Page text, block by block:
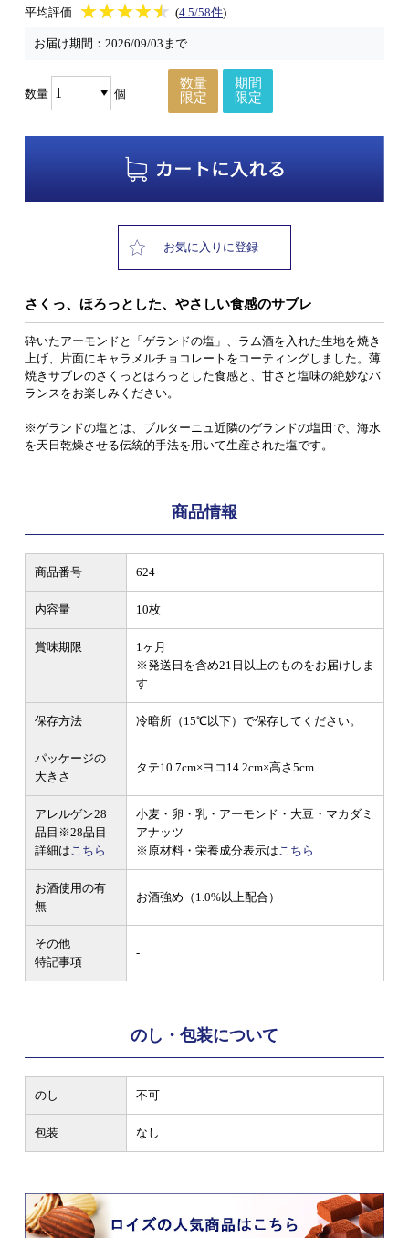
平均評価 ★★★★★
★★★★★ (4.5/58件)
お届け期間： 2026/09/03まで
数量 個
数量
限定
期間
限定
お気に入りに登録
さくっ、ほろっとした、やさしい食感のサブレ
砕いたアーモンドと「ゲランドの塩」、ラム酒を入れた生地を焼き
上げ、片面にキャラメルチョコレートをコーティングしました。薄
焼きサブレのさくっとほろっとした食感と、甘さと塩味の絶妙なバ
ランスをお楽しみください。
※ゲランドの塩とは、ブルターニュ近隣のゲランドの塩田で、海水
を天日乾燥させる伝統的手法を用いて生産された塩です。
商品情報
商品番号 624
内容量 10枚
賞味期限
1ヶ月
※発送日を含め21日以上のものをお届けしま
す
保存方法 冷暗所（15℃以下）で保存してください。
パッケージの
大きさ
タテ10.7cm×ヨコ14.2cm×高さ5cm
アレルゲン28
品目 ※28品目
詳細はこちら
小麦・卵・乳・アーモンド・大豆・マカダミ
アナッツ
※原材料・栄養成分表示はこちら
お酒使用の有
無
お酒強め（1.0%以上配合）
その他
特記事項
-
のし・包装について
のし 不可
包装 なし